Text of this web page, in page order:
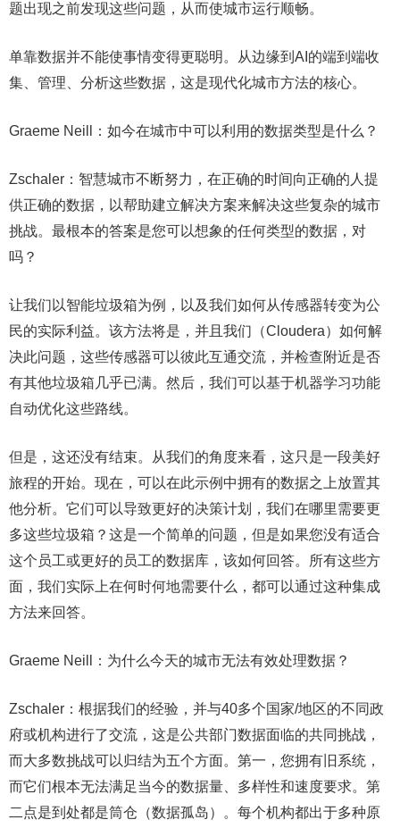
题出现之前发现这些问题，从而使城市运行顺畅。
单靠数据并不能使事情变得更聪明。从边缘到AI的端到端收
集、管理、分析这些数据，这是现代化城市方法的核心。
Graeme Neill：如今在城市中可以利用的数据类型是什么？
Zschaler：智慧城市不断努力，在正确的时间向正确的人提
供正确的数据，以帮助建立解决方案来解决这些复杂的城市
挑战。最根本的答案是您可以想象的任何类型的数据，对
吗？
让我们以智能垃圾箱为例，以及我们如何从传感器转变为公
民的实际利益。该方法将是，并且我们（Cloudera）如何解
决此问题，这些传感器可以彼此互通交流，并检查附近是否
有其他垃圾箱几乎已满。然后，我们可以基于机器学习功能
自动优化这些路线。
但是，这还没有结束。从我们的角度来看，这只是一段美好
旅程的开始。现在，可以在此示例中拥有的数据之上放置其
他分析。它们可以导致更好的决策计划，我们在哪里需要更
多这些垃圾箱？这是一个简单的问题，但是如果您没有适合
这个员工或更好的员工的数据库，该如何回答。所有这些方
面，我们实际上在何时何地需要什么，都可以通过这种集成
方法来回答。
Graeme Neill：为什么今天的城市无法有效处理数据？
Zschaler：根据我们的经验，并与40多个国家/地区的不同政
府或机构进行了交流，这是公共部门数据面临的共同挑战，
而大多数挑战可以归结为五个方面。第一，您拥有旧系统，
而它们根本无法满足当今的数据量、多样性和速度要求。第
二点是到处都是筒仓（数据孤岛）。每个机构都出于多种原